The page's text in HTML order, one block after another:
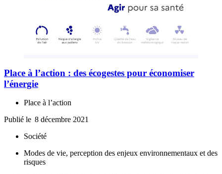
Place à l’action : des écogestes pour économiser
l’énergie
Place à l’action
Publié le 8 décembre 2021
Société
Modes de vie, perception des enjeux environnementaux et des
risques